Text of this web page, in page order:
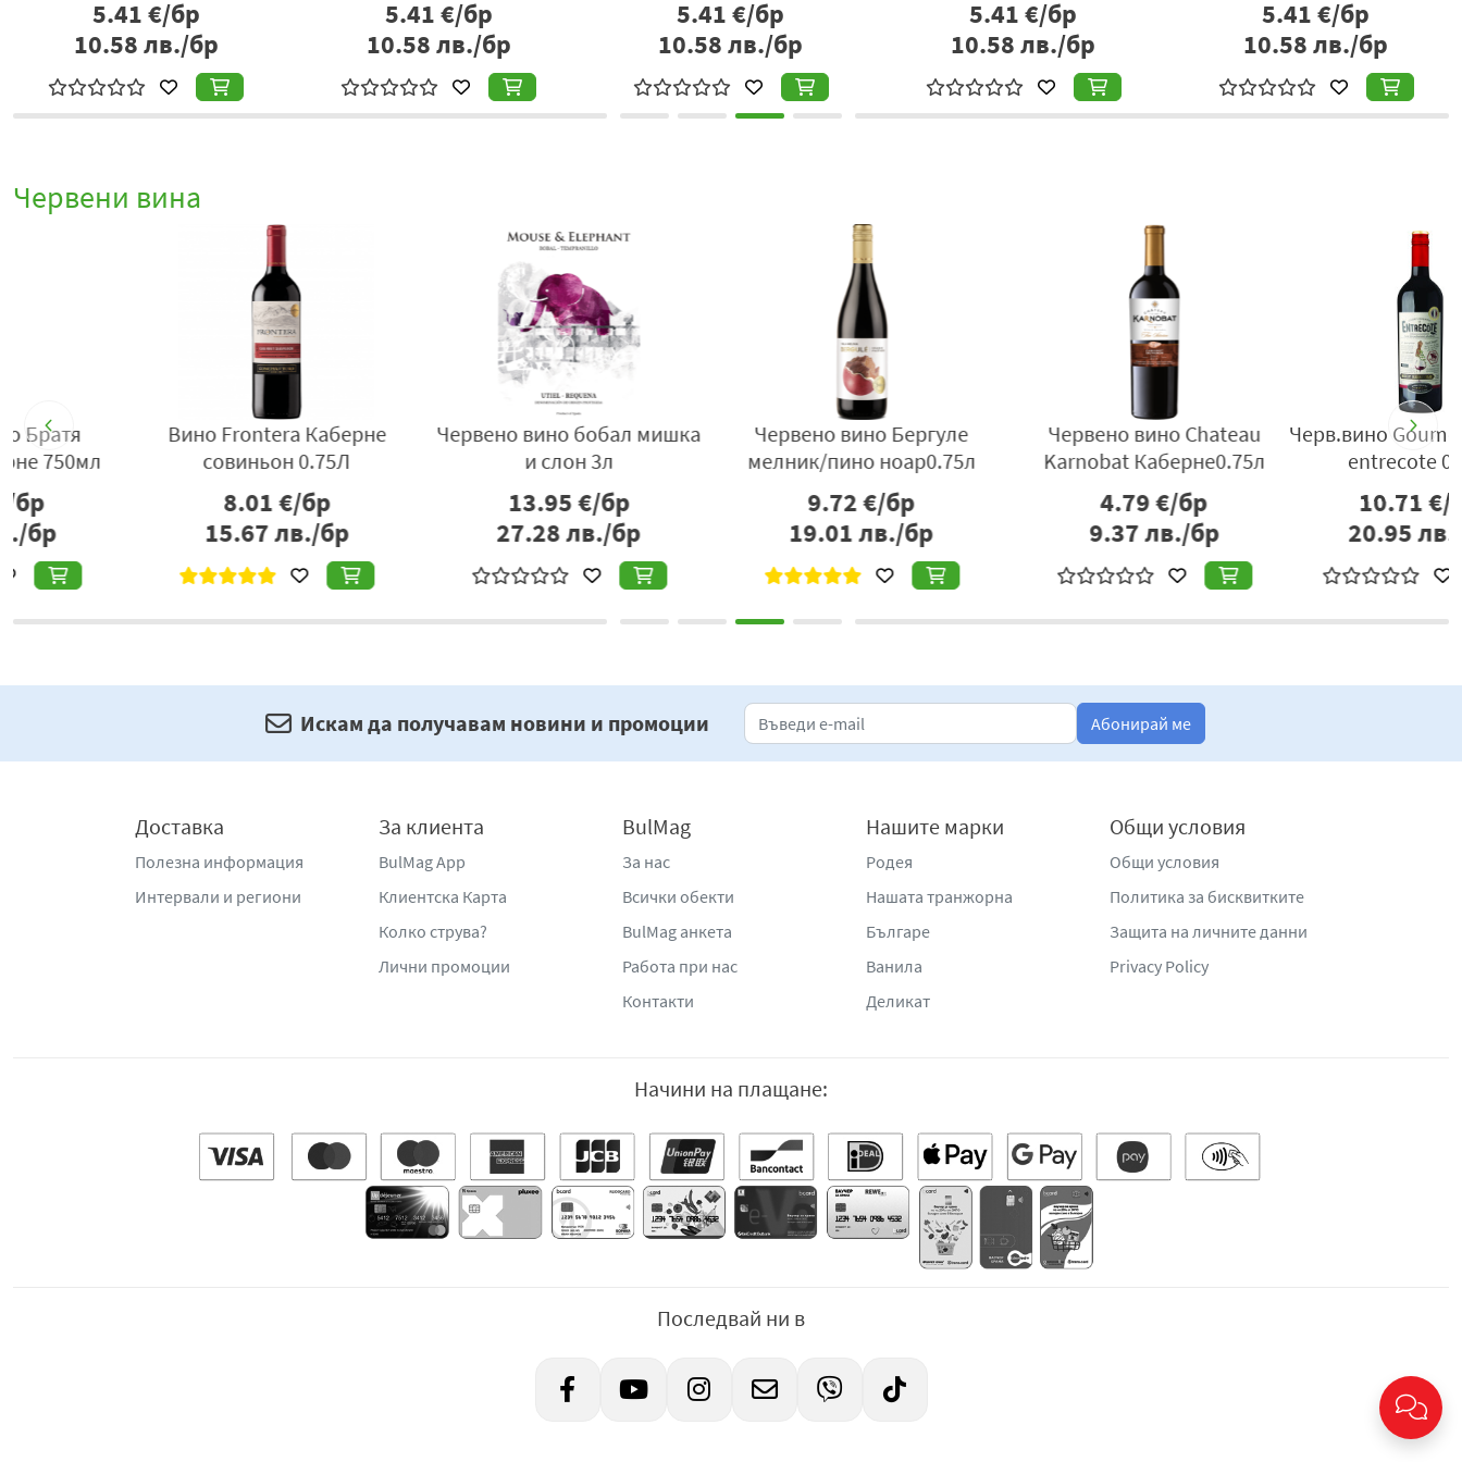
5.41€/бр
10.58лв./бр
5.41€/бр
10.58лв./бр
5.41€/бр
10.58лв./бр
5.41€/бр
10.58лв./бр
5.41€/бр
10.58лв./бр
Червени вина
Черв.вино Goumet pere&fils
entrecote 0.75л
лв./бр
Вино J.P.Chenet 0.0%
лв./бр
Червено вино Quantum
Мавруд и Мерло 750мл
лв./бр
Червено вино Тера Тангра
Мерло 0.75 л
лв./бр
Винена червена
напитка Ха Наздраве 1л
€/бр
лв./бр
Искам да получавам новини и промоции Абонирай ме
Доставка
Полезна информация
Интервали и региони
За клиента
BulMag App
Клиентска Карта
Колко струва?
Лични промоции
BulMag
За нас
Всички обекти
BulMag анкета
Работа при нас
Контакти
Нашите марки
Родея
Нашата транжорна
Българе
Ванила
Деликат
Общи условия
Общи условия
Политика за бисквитките
Защита на личните данни
Privacy Policy
Начини на плащане:
Последвай ни в